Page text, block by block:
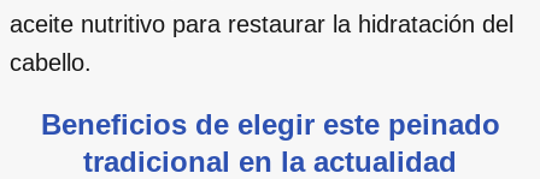
aceite nutritivo para restaurar la hidratación del
cabello.
Beneficios de elegir este peinado
tradicional en la actualidad